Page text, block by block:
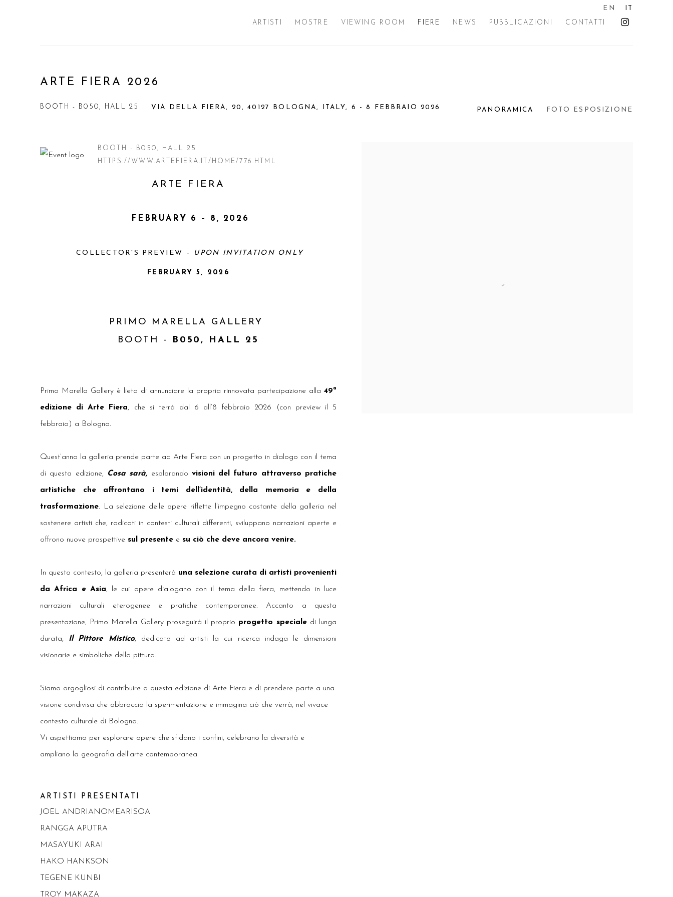
ARTISTI MOSTRE VIEWING ROOM FIERE NEWS PUBBLICAZIONI CONTATTI
EN
ARTE FIERA 2026
BOOTH - B050, HALL 25 VIA DELLA FIERA, 20, 40127 BOLOGNA, ITALY, 6 - 8 FEBBRAIO 2026 PANORAMICA FOTO ESPOSIZIONE
BOOTH - B050, HALL 25
HTTPS://WWW.ARTEFIERA.IT/HOME/776.HTML
ARTE FIERA
FEBRUARY 6 – 8, 2026
COLLECTOR'S PREVIEW – UPON INVITATION ONLY
FEBRUARY 5, 2026
PRIMO MARELLA GALLERY
BOOTH -
B050, HALL 25
Primo Marella Gallery è lieta di annunciare la propria rinnovata partecipazione alla 49ª
edizione di Arte Fiera, che si terrà dal 6 all’8 febbraio 2026 (con preview il 5
febbraio) a Bologna.
Quest’anno la galleria prende parte ad Arte Fiera con un progetto in dialogo con il tema
di questa edizione, Cosa sarà, esplorando visioni del futuro attraverso pratiche
artistiche che affrontano i temi dell’identità, della memoria e della
trasformazione. La selezione delle opere riflette l’impegno costante della galleria nel
sostenere artisti che, radicati in contesti culturali differenti, sviluppano narrazioni aperte e
offrono nuove prospettive sul presente e su ciò che deve ancora venire.
In questo contesto, la galleria presenterà una selezione curata di artisti provenienti
da Africa e Asia, le cui opere dialogano con il tema della fiera, mettendo in luce
narrazioni culturali eterogenee e pratiche contemporanee. Accanto a questa
presentazione, Primo Marella Gallery proseguirà il proprio progetto specialedi lunga
durata, Il Pittore Mistico, dedicato ad artisti la cui ricerca indaga le dimensioni
visionarie e simboliche della pittura.
Siamo orgogliosi di contribuire a questa edizione di Arte Fiera e di prendere parte a una
visione condivisa che abbraccia la sperimentazione e immagina ciò che verrà, nel vivace
contesto culturale di Bologna.
Vi aspettiamo per esplorare opere che sfidano i confini, celebrano la diversità e
ampliano la geografia dell’arte contemporanea.
ARTISTI PRESENTATI
JOËL ANDRIANOMEARISOA
RANGGA APUTRA
MASAYUKI ARAI
HAKO HANKSON
TEGENE KUNBI
TROY MAKAZA